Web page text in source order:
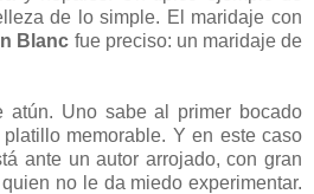
de lo simple. El maridaje con
Blanc fue preciso: un maridaje de
atún. Uno sabe al primer bocado
memorable. Y en este caso
ante un autor arrojado, con gran
no le da miedo experimentar.